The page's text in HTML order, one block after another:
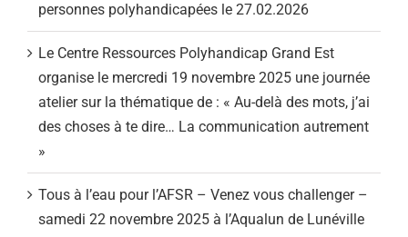
personnes polyhandicapées le 27.02.2026
Le Centre Ressources Polyhandicap Grand Est
organise le mercredi 19 novembre 2025 une journée
atelier sur la thématique de : « Au-delà des mots, j’ai
des choses à te dire… La communication autrement
»
Tous à l’eau pour l’AFSR – Venez vous challenger –
samedi 22 novembre 2025 à l’Aqualun de Lunéville